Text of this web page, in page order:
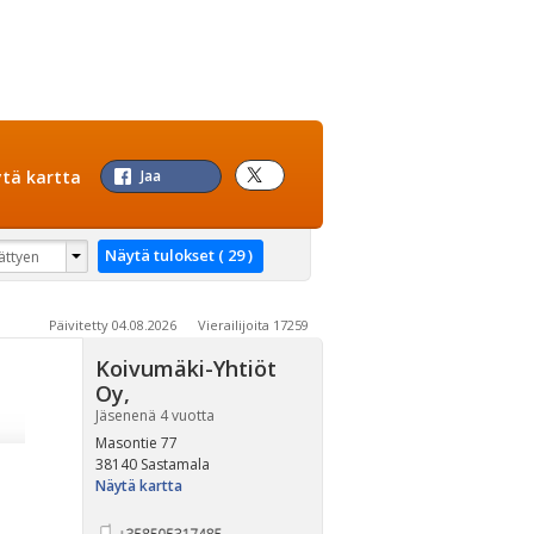
kartta Jaa
Päivitetty 04.08.2026 Vierailijoita 17259
Koivumäki-Yhtiöt
Oy,
Jäsenenä 4 vuotta
Masontie 77
38140 Sastamala
Näytä kartta